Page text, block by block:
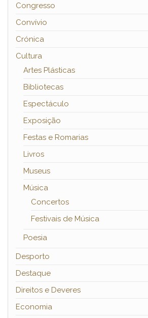
Congresso
Convívio
Crónica
Cultura
Artes Plásticas
Bibliotecas
Espectáculo
Exposição
Festas e Romarias
Livros
Museus
Música
Concertos
Festivais de Música
Poesia
Desporto
Destaque
Direitos e Deveres
Economia